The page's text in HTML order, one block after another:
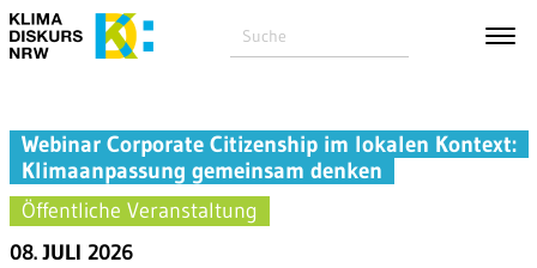
Webinar Corporate Citizenship im lokalen Kontext:
Klimaanpassung gemeinsam denken
Öffentliche Veranstaltung
08. JULI 2026